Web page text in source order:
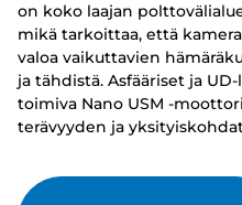
on koko laajan
mikä tarkoittaa, että
valoa vaikuttavien
ja tähdistä. Asfääriset ja
toimiva Nano USM -
terävyyden ja